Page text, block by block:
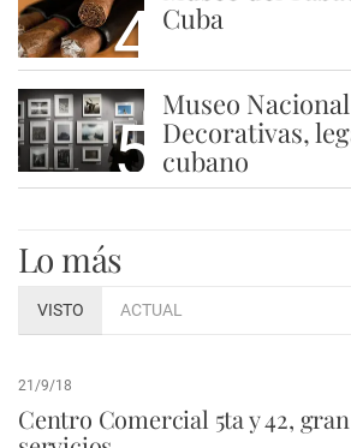
4 Cuba
5
Museo
Decorativas,
cubano
Lo más
VISTO ACTUAL
21/9/18
Centro Comercial 5ta y 42,